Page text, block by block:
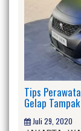
Tips
Gelap
Juli 29, 2020